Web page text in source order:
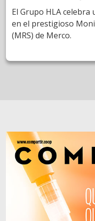
El Grupo HLA
en el prestigioso
(MRS) de Merco.